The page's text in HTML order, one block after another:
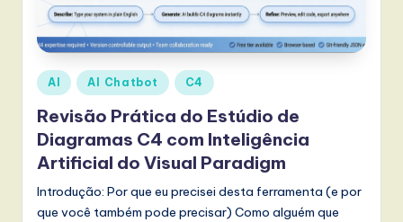
e
d
s
in
A
I,
Posted
in
AI AI Chatbot C4
Revisão Prática do Estúdio de
Diagramas C4 com Inteligência
Artificial do Visual Paradigm
Introdução: Por que eu precisei desta ferramenta (e por
que você também pode precisar) Como alguém que